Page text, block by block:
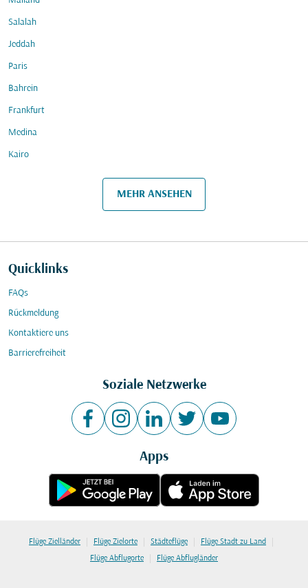
Salalah
Jeddah
Paris
Bahrein
Frankfurt
Medina
Kairo
MEHR ANSEHEN
Quicklinks
FAQs
Rückmeldung
Kontaktiere uns
Barrierefreiheit
Soziale Netzwerke
Apps
Flüge Zielländer | Flüge Zielorte | Städteflüge | Flüge Stadt zu Land |
Flüge Abflugorte | Flüge Abflugländer